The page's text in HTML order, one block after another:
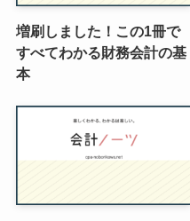
増刷しました！この1冊で
すべてわかる財務会計の基
本